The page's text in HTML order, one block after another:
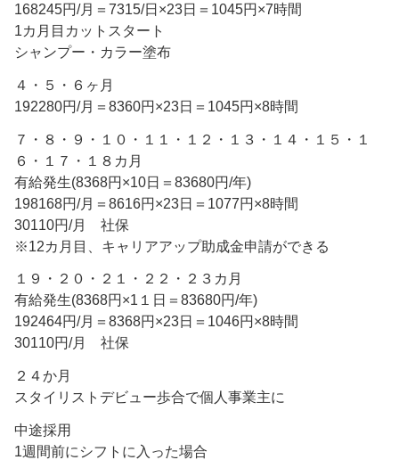
168245円/月＝7315/日×23日＝1045円×7時間
1カ月目カットスタート
シャンプー・カラー塗布
４・５・６ヶ月
192280円/月＝8360円×23日＝1045円×8時間
７・８・９・１０・１１・１２・１３・１４・１５・１
６・１７・１８カ月
有給発生(8368円×10日＝83680円/年)
198168円/月＝8616円×23日＝1077円×8時間
30110円/月 社保
※12カ月目、キャリアアップ助成金申請ができる
１９・２０・２１・２２・２３カ月
有給発生(8368円×1１日＝83680円/年)
192464円/月＝8368円×23日＝1046円×8時間
30110円/月 社保
２４か月
スタイリストデビュー歩合で個人事業主に
中途採用
1週間前にシフトに入った場合